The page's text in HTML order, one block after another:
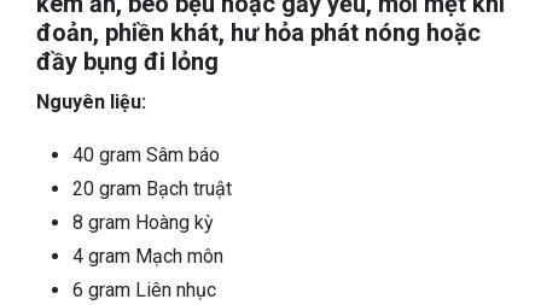
đoản, phiền khát, hư hỏa phát nóng hoặc
đầy bụng đi lỏng
Nguyên liệu:
40 gram Sâm báo
20 gram Bạch truật
8 gram Hoàng kỳ
4 gram Mạch môn
6 gram Liên nhục